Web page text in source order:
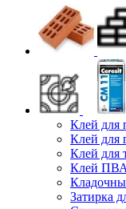
Клей для
Клей для
Клей для
Клей ПВА
Затирка